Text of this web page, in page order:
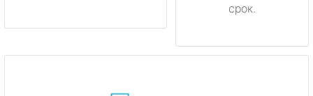
срок.